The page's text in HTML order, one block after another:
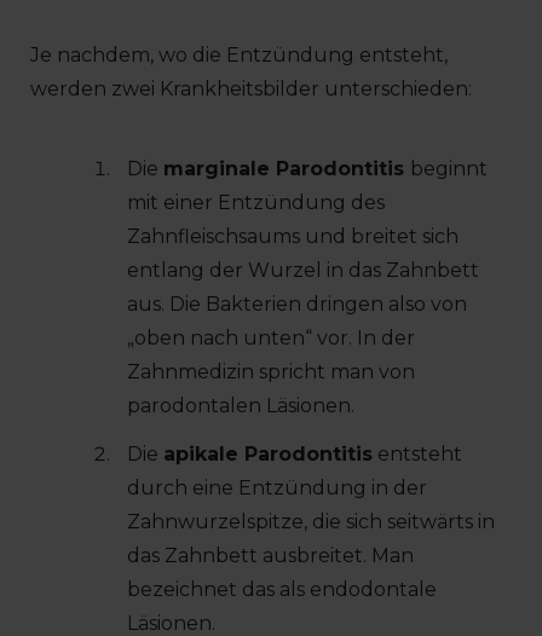
Je nachdem, wo die Entzündung entsteht,
werden zwei Krankheitsbilder unterschieden:
Die marginale Parodontitis beginnt
mit einer Entzündung des
Zahnfleischsaums und breitet sich
entlang der Wurzel in das Zahnbett
aus. Die Bakterien dringen also von
„oben nach unten“ vor. In der
Zahnmedizin spricht man von
parodontalen Läsionen.
Die apikale Parodontitis entsteht
durch eine Entzündung in der
Zahnwurzelspitze, die sich seitwärts in
das Zahnbett ausbreitet. Man
bezeichnet das als endodontale
Läsionen.